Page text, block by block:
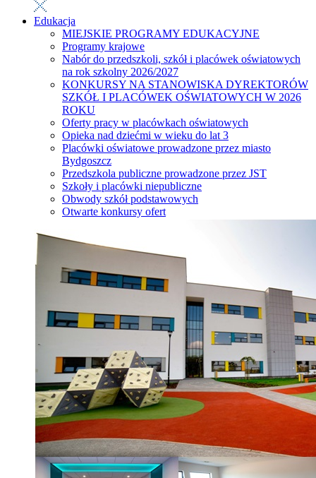
Edukacja
MIEJSKIE PROGRAMY EDUKACYJNE
Programy krajowe
Nabór do przedszkoli, szkół i placówek oświatowych
na rok szkolny 2026/2027
KONKURSY NA STANOWISKA DYREKTORÓW
SZKÓŁ I PLACÓWEK OŚWIATOWYCH W 2026
ROKU
Oferty pracy w placówkach oświatowych
Opieka nad dziećmi w wieku do lat 3
Placówki oświatowe prowadzone przez miasto
Bydgoszcz
Przedszkola publiczne prowadzone przez JST
Szkoły i placówki niepubliczne
Obwody szkół podstawowych
Otwarte konkursy ofert